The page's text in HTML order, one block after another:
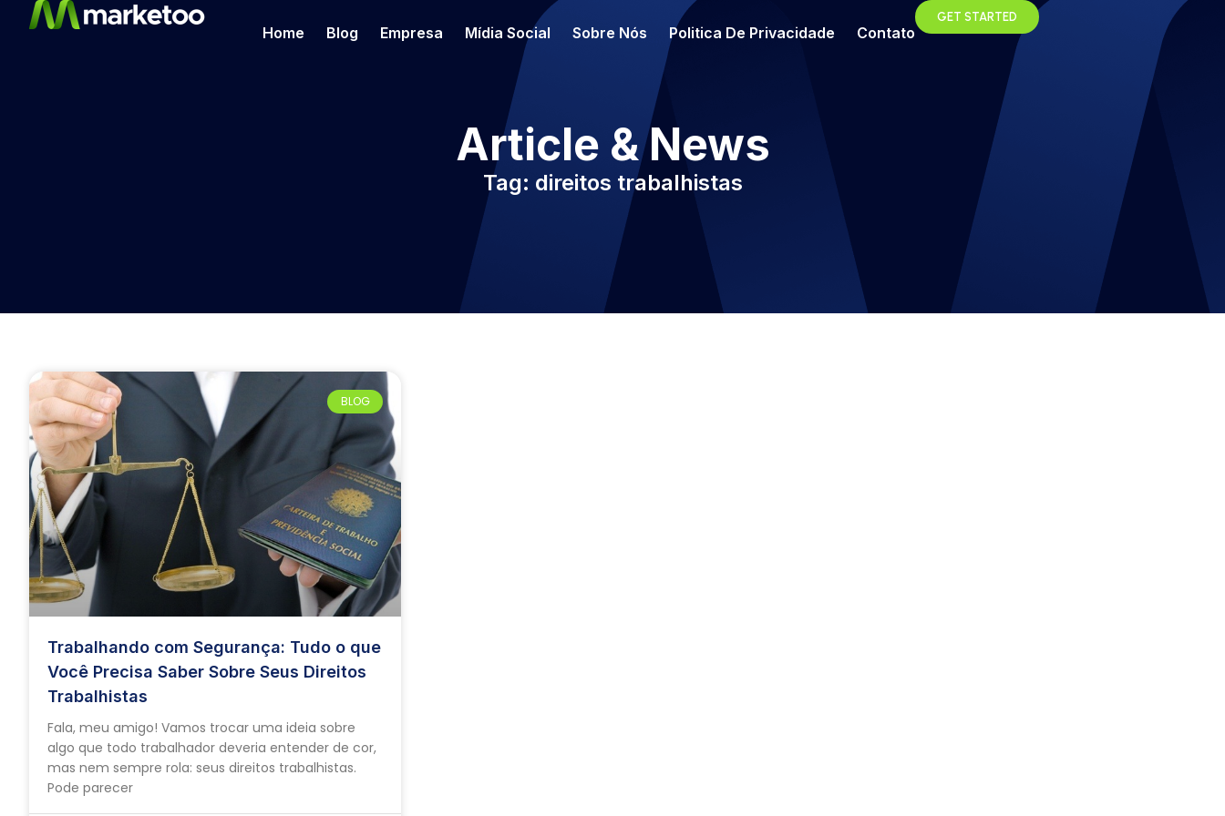
Home Blog Empresa Mídia Social Sobre Nós Politica De Privacidade Contato
GET STARTED
Article & News
Tag: direitos trabalhistas
BLOG
Trabalhando com Segurança: Tudo o que
Você Precisa Saber Sobre Seus Direitos
Trabalhistas
Fala, meu amigo! Vamos trocar uma ideia sobre
algo que todo trabalhador deveria entender de cor,
mas nem sempre rola: seus direitos trabalhistas.
Pode parecer